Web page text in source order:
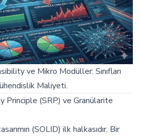
ve Mikro Modüller: Sınıfları
Maliyeti.
Principle (SRP) ve Granülarite
(SOLID) ilk halkasıdır. Bir